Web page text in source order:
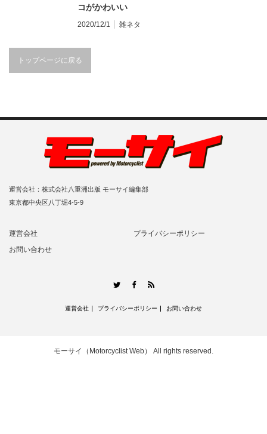
コがかわいい
2020/12/1 雑ネタ
トップページに戻る
運営会社：株式会社八重洲出版 モーサイ編集部
東京都中央区八丁堀4-5-9
運営会社
プライバシーポリシー
お問い合わせ
TwitterFacebook
運営会社 プライバシーポリシー お問い合わせ
モーサイ（Motorcyclist Web） All rights reserved.